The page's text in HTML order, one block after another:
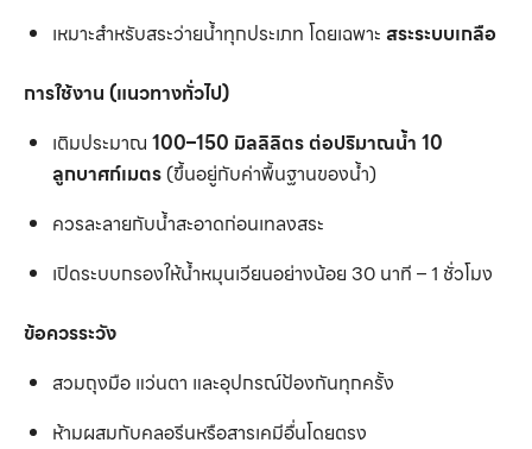
เหมาะสำหรับสระว่ายน้ำทุกประเภท โดยเฉพาะ สระระบบเกลือ
การใช้งาน (แนวทางทั่วไป)
เติมประมาณ 100–150 มิลลิลิตร ต่อปริมาณน้ำ 10
ลูกบาศก์เมตร(ขึ้นอยู่กับค่าพื้นฐานของน้ำ)
ควรละลายกับน้ำสะอาดก่อนเทลงสระ
เปิดระบบกรองให้น้ำหมุนเวียนอย่างน้อย 30 นาที – 1 ชั่วโมง
ข้อควรระวัง
สวมถุงมือ แว่นตา และอุปกรณ์ป้องกันทุกครั้ง
ห้ามผสมกับคลอรีนหรือสารเคมีอื่นโดยตรง